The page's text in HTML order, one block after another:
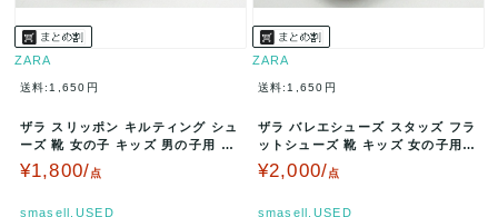
ZARA
送料:1,650円
ザラ スリッポン キルティング シュ
ーズ 靴 女の子 キッズ 男の子用 30
サイズ グリーン ZAR…
¥1,800/点
smasell.USED
ZARA
送料:1,650円
ザラ バレエシューズ スタッズ フラ
ットシューズ 靴 キッズ 女の子用 3
4サイズ ベージュ/シルバ…
¥2,000/点
smasell.USED